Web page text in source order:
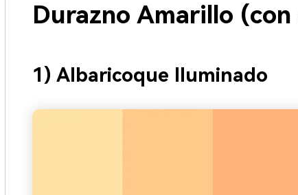
Durazno Amarillo
1) Albaricoque Iluminado